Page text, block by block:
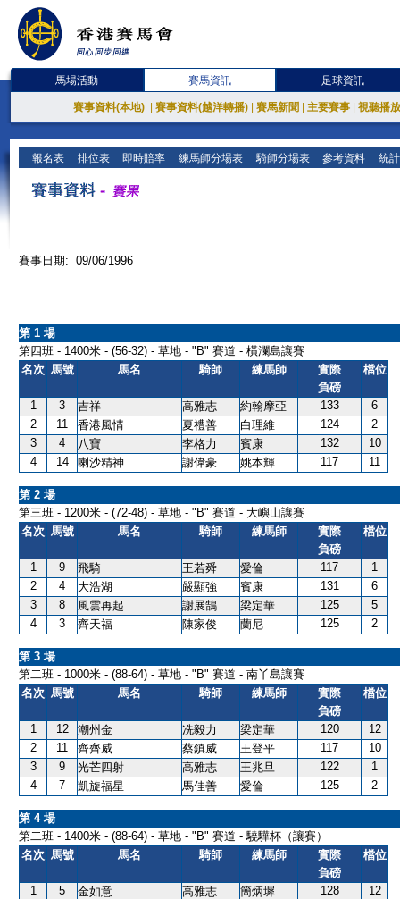
馬場活動 賽馬資訊 足球資訊
賽事資料(本地) 賽事資料(越洋轉播) 賽馬新聞 主要賽事 視聽播
報名表 排位表 即時賠率 練馬師分場表 騎師分場表 參考資料 統
賽事日期: 09/06/1996
第 1 場
第四班 - 1400米 - (56-32) - 草地 - "B" 賽道 - 橫瀾島讓賽
名次 馬號 馬名 騎師 練馬師
實際
負磅
檔位
1 3 吉祥 高雅志 約翰摩亞 133
6
2
11 香港風情 夏禮善 白理維 124
2
3
4 八寶 李格力 賓康 132
10
4
14 喇沙精神 謝偉豪 姚本輝 117 11
第 2 場
第三班 - 1200米 - (72-48) - 草地 - "B" 賽道 - 大嶼山讓賽
名次 馬號 馬名 騎師 練馬師
實際
負磅
檔位
1 9 飛騎 王若舜 愛倫 117
1
2
4 大浩湖 嚴顯強 賓康 131
6
3
8 風雲再起 謝展鵠 梁定華 125
5
4
3 齊天福 陳家俊 蘭尼 125 2
第 3 場
第二班 - 1000米 - (88-64) - 草地 - "B" 賽道 - 南丫島讓賽
名次 馬號 馬名 騎師 練馬師
實際
負磅
檔位
1 12 潮州金 冼毅力 梁定華 120
12
2
11 齊齊威 蔡鎮威 王登平 117
10
3
9 光芒四射 高雅志 王兆旦 122
1
4
7 凱旋福星 馬佳善 愛倫 125 2
第 4 場
第二班 - 1400米 - (88-64) - 草地 - "B" 賽道 - 驍驊杯（讓賽）
名次 馬號 馬名 騎師 練馬師
實際
負磅
檔位
1 5 金如意 高雅志 簡炳墀 128
12